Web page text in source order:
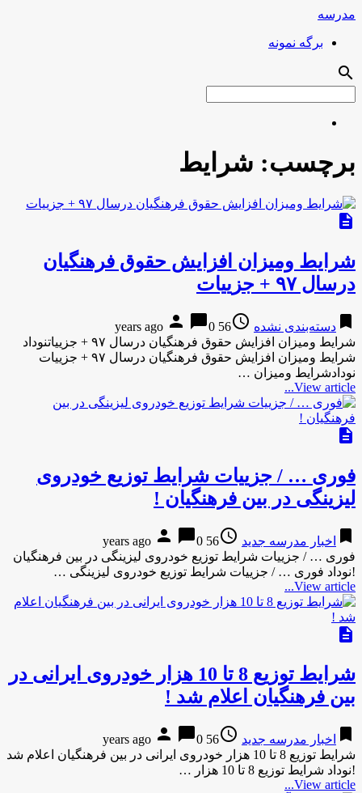
مدرسه
برگه نمونه
search
برچسب: شرایط
description
شرایط ومیزان افزایش حقوق فرهنگیان
درسال ۹۷ + جزییات
bookmark دسته‌بندی نشده access_time
56 years ago
person chat_bubble0
شرایط ومیزان افزایش حقوق فرهنگیان درسال ۹۷ + جزییاتنوداد
شرایط ومیزان افزایش حقوق فرهنگیان درسال ۹۷ + جزییات
نودادشرایط ومیزان …
View article...
description
فوری … / جزییات شرایط توزیع خودروی
لیزینگی در بین فرهنگیان !
bookmark اخبار مدرسه جدید access_time
56 years ago
person chat_bubble0
فوری … / جزییات شرایط توزیع خودروی لیزینگی در بین فرهنگیان
!نوداد فوری … / جزییات شرایط توزیع خودروی لیزینگی …
View article...
description
شرایط توزیع 8 تا 10 هزار خودروی ایرانی در
بین فرهنگیان اعلام شد !
bookmark اخبار مدرسه جدید access_time
56 years ago
person chat_bubble0
شرایط توزیع 8 تا 10 هزار خودروی ایرانی در بین فرهنگیان اعلام شد
!نوداد شرایط توزیع 8 تا 10 هزار …
View article...